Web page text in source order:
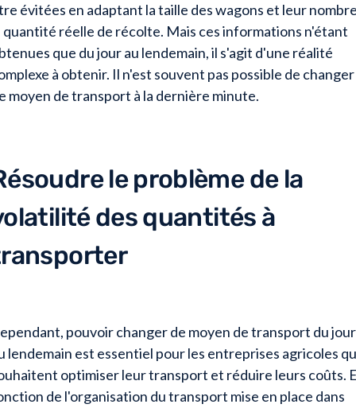
évitées en adaptant la taille des wagons et leur
quantité réelle de récolte. Mais ces informations n'étant
que du jour au lendemain, il s'agit d'une réalité
à obtenir. Il n'est souvent pas possible de changer
moyen de transport à la dernière minute.
le problème de la
des quantités à
pouvoir changer de moyen de transport du jour
lendemain est essentiel pour les entreprises agricoles
optimiser leur transport et réduire leurs coûts.
de l'organisation du transport mise en place dans